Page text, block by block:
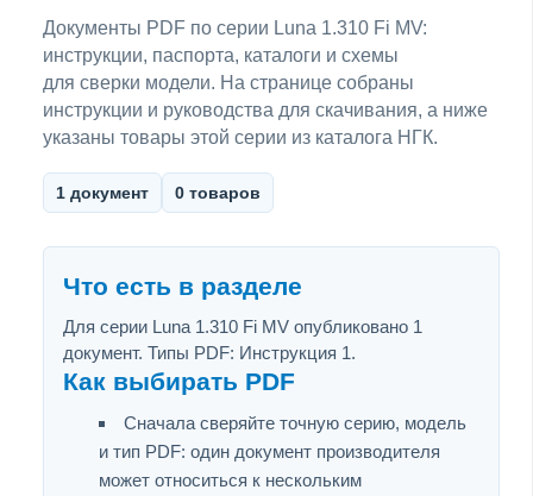
Документы PDF по серии Luna 1.310 Fi MV:
инструкции, паспорта, каталоги и схемы
для сверки модели. На странице собраны
инструкции и руководства для скачивания, а ниже
указаны товары этой серии из каталога НГК.
1 документ 0 товаров
Что есть в разделе
Для серии Luna 1.310 Fi MV опубликовано 1
документ. Типы PDF: Инструкция 1.
Как выбирать PDF
Сначала сверяйте точную серию, модель
и тип PDF: один документ производителя
может относиться к нескольким